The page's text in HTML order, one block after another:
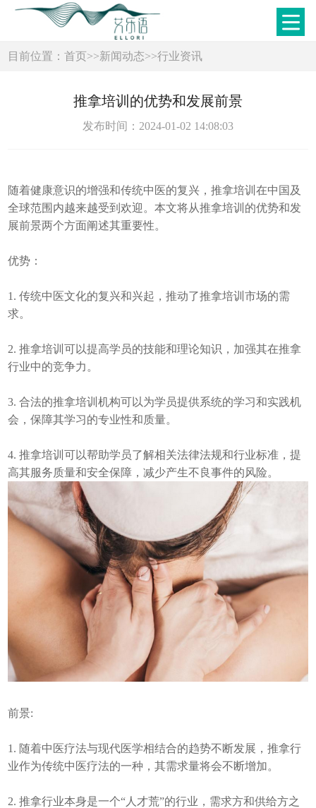
目前位置：首页>>新闻动态>>行业资讯
推拿培训的优势和发展前景
发布时间：2024-01-02 14:08:03
随着健康意识的增强和传统中医的复兴，推拿培训在中国及
全球范围内越来越受到欢迎。本文将从推拿培训的优势和发
展前景两个方面阐述其重要性。
优势：
1. 传统中医文化的复兴和兴起，推动了推拿培训市场的需
求。
2. 推拿培训可以提高学员的技能和理论知识，加强其在推拿
行业中的竞争力。
3. 合法的推拿培训机构可以为学员提供系统的学习和实践机
会，保障其学习的专业性和质量。
4. 推拿培训可以帮助学员了解相关法律法规和行业标准，提
高其服务质量和安全保障，减少产生不良事件的风险。
前景:
1. 随着中医疗法与现代医学相结合的趋势不断发展，推拿行
业作为传统中医疗法的一种，其需求量将会不断增加。
2. 推拿行业本身是一个“人才荒”的行业，需求方和供给方之